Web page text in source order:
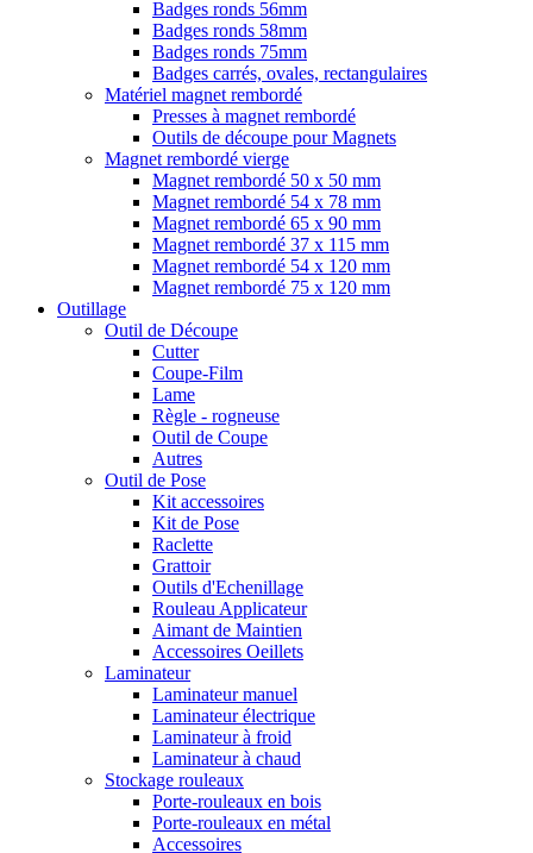
Badges ronds 56mm
Badges ronds 58mm
Badges ronds 75mm
Badges carrés, ovales, rectangulaires
Matériel magnet rembordé
Presses à magnet rembordé
Outils de découpe pour Magnets
Magnet rembordé vierge
Magnet rembordé 50 x 50 mm
Magnet rembordé 54 x 78 mm
Magnet rembordé 65 x 90 mm
Magnet rembordé 37 x 115 mm
Magnet rembordé 54 x 120 mm
Magnet rembordé 75 x 120 mm
Outillage
Outil de Découpe
Cutter
Coupe-Film
Lame
Règle - rogneuse
Outil de Coupe
Autres
Outil de Pose
Kit accessoires
Kit de Pose
Raclette
Grattoir
Outils d'Echenillage
Rouleau Applicateur
Aimant de Maintien
Accessoires Oeillets
Laminateur
Laminateur manuel
Laminateur électrique
Laminateur à froid
Laminateur à chaud
Stockage rouleaux
Porte-rouleaux en bois
Porte-rouleaux en métal
Accessoires